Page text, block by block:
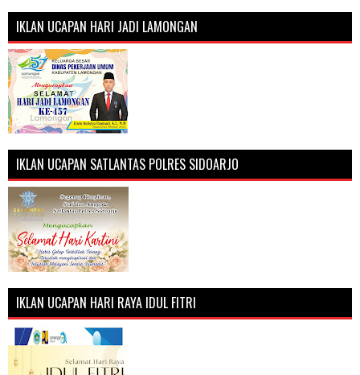
IKLAN UCAPAN HARI JADI LAMONGAN
IKLAN UCAPAN SATLANTAS POLRES SIDOARJO
IKLAN UCAPAN HARI RAYA IDUL FITRI